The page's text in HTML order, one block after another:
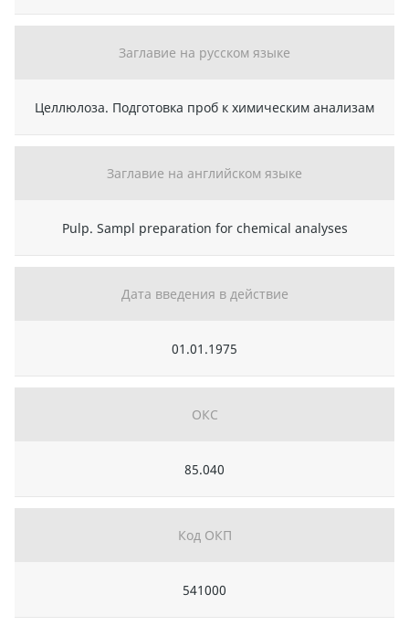
Заглавие на русском языке
Целлюлоза. Подготовка проб к химическим анализам
Заглавие на английском языке
Pulp. Sampl preparation for chemical analyses
Дата введения в действие
01.01.1975
ОКС
85.040
Код ОКП
541000